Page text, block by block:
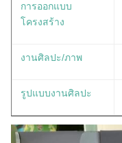
การออกแบบ
โครงสร้าง
งานศิลปะ/ภาพ
รูปแบบงานศิลปะ